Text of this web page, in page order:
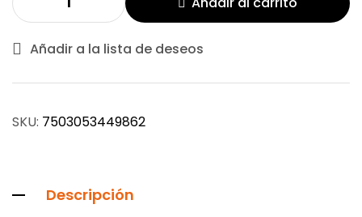
Añadir a la lista de deseos
SKU: 7503053449862
Descripción